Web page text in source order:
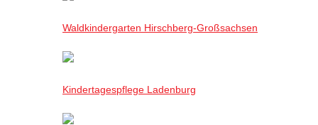
Waldkindergarten Hirschberg-Großsachsen
Kindertagespflege Ladenburg